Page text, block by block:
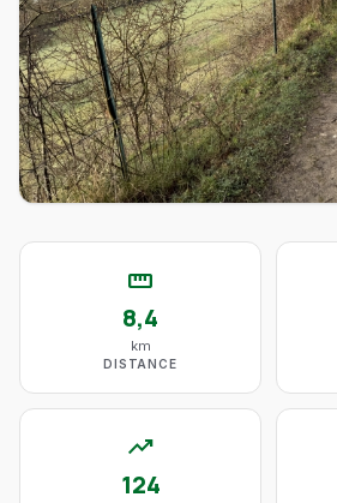
straighten
8,4
km
DISTANCE
trending_up
124